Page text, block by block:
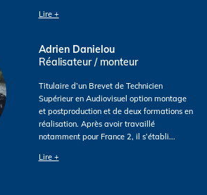
Lire +
Adrien Danielou
Réalisateur / monteur
Titulaire d’un Brevet de Technicien
Supérieur en Audiovisuel option montage
et postproduction et de deux formations en
réalisation. Après avoir travaillé
notamment pour France 2, il s’établi...
Lire +